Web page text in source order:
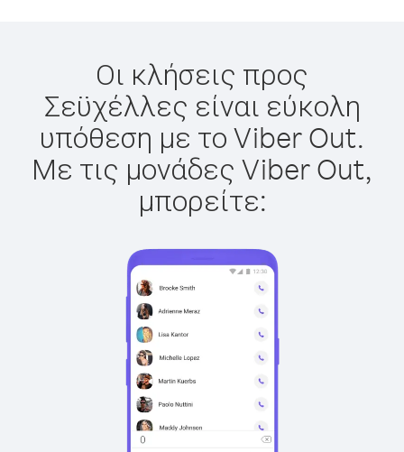
Οι κλήσεις προς
Σεϋχέλλες είναι εύκολη
υπόθεση με το Viber Out.
Με τις μονάδες Viber Out,
μπορείτε: